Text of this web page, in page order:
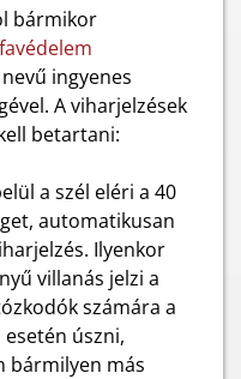
bármikor
ingyenes
A viharjelzések
betartani:
a szél eléri a 40
automatikusan
Ilyenkor
villanás jelzi a
számára a
esetén úszni,
bármilyen más